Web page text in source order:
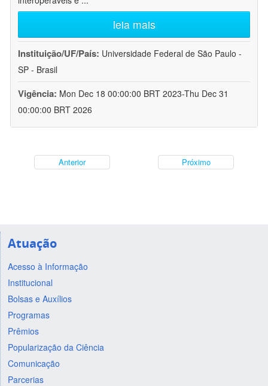
leia mais
Instituição/UF/País: Universidade Federal de São Paulo -
SP - Brasil
Vigência: Mon Dec 18 00:00:00 BRT 2023-Thu Dec 31
00:00:00 BRT 2026
Anterior Próximo
Atuação
Acesso à Informação
Institucional
Bolsas e Auxílios
Programas
Prêmios
Popularização da Ciência
Comunicação
Parcerias